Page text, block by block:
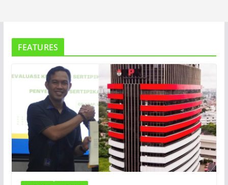
FEATURES